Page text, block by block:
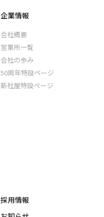
企業情報
会社概要
営業所一覧
会社の歩み
50周年特設ページ
新社屋特設ページ
採用情報